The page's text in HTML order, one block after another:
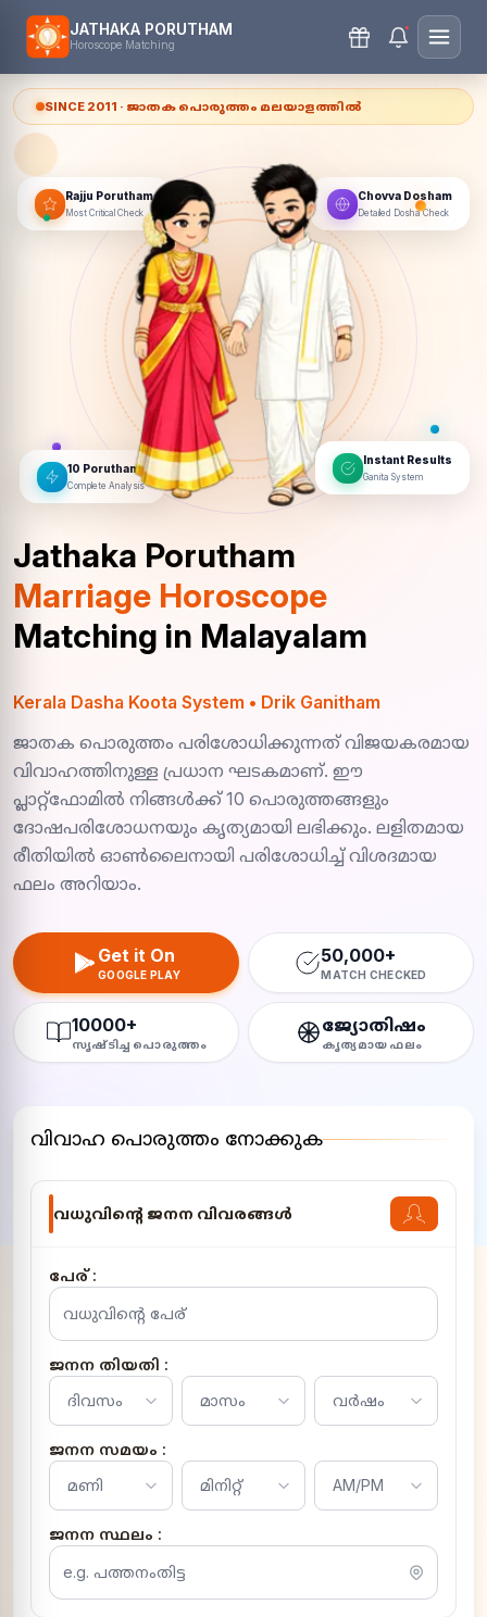
JATHAKA PORUTHAM
Horoscope Matching
SINCE 2011 · ജാതക പൊരുത്തം മലയാളത്തിൽ
Jathaka Porutham
Marriage Horoscope
Matching in Malayalam
Kerala Dasha Koota System • Drik Ganitham
ജാതക പൊരുത്തം പരിശോധിക്കുന്നത് വിജയകരമായ
വിവാഹത്തിനുള്ള പ്രധാന ഘടകമാണ്. ഈ
പ്ലാറ്റ്ഫോമിൽ നിങ്ങൾക്ക് 10 പൊരുത്തങ്ങളും
ദോഷപരിശോധനയും കൃത്യമായി ലഭിക്കും. ലളിതമായ
രീതിയിൽ ഓൺലൈനായി പരിശോധിച്ച് വിശദമായ
ഫലം അറിയാം.
Get it On
GOOGLE PLAY
50,000+
MATCH CHECKED
10000+
സൃഷ്ടിച്ച പൊരുത്തം
ജ്യോതിഷം
കൃത്യമായ ഫലം
Rajju Porutham
Most Critical Check
Instant Results
Ganita System
Chovva Dosham
Detailed Dosha Check
10 Poruthams
Complete Analysis
വിവാഹ പൊരുത്തം നോക്കുക
വധുവിൻ്റെ ജനന വിവരങ്ങൾ
പേര് :
ജനന തിയതി :
ജനന സമയം :
ജനന സ്ഥലം :